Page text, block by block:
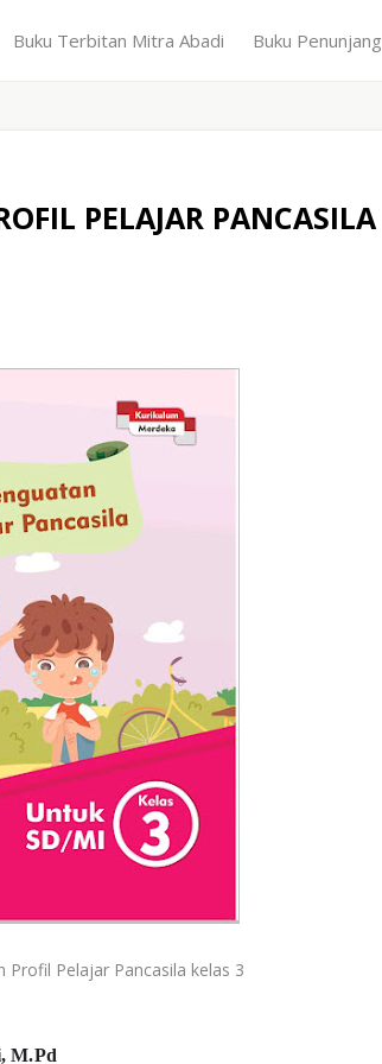
Buku Terbitan Mitra Abadi Buku Penunjang
PELAJAR PANCASILA
Pelajar Pancasila kelas 3
M.Pd